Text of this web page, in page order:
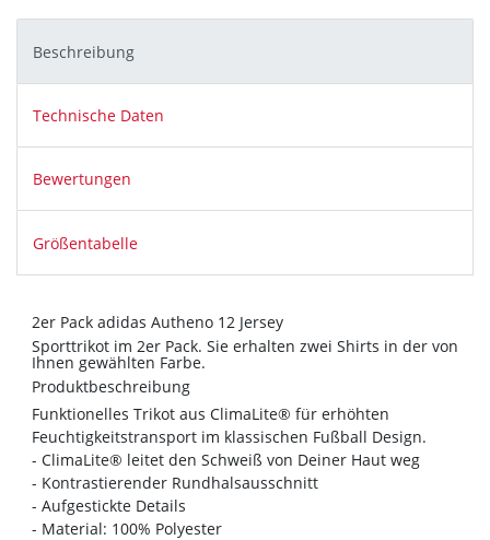
Beschreibung
Technische Daten
Bewertungen
Größentabelle
2er Pack adidas Autheno 12 Jersey
Sporttrikot im 2er Pack. Sie erhalten zwei Shirts in der von
Ihnen gewählten Farbe.
Produktbeschreibung
Funktionelles Trikot aus ClimaLite® für erhöhten
Feuchtigkeitstransport im klassischen Fußball Design.
- ClimaLite® leitet den Schweiß von Deiner Haut weg
- Kontrastierender Rundhalsausschnitt
- Aufgestickte Details
- Material: 100% Polyester